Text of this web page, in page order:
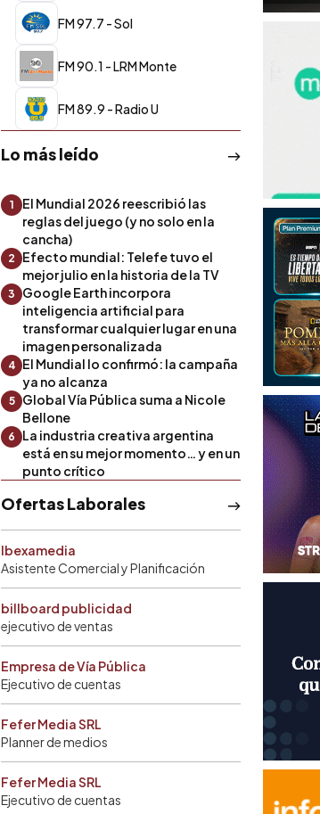
FM 97.7 - Sol
FM 90.1 - LRM Monte
FM 89.9 - Radio U
Lo más leído
1
El Mundial 2026 reescribió las
reglas del juego (y no solo en la
cancha)
2
Efecto mundial: Telefe tuvo el
mejor julio en la historia de la TV
3
Google Earth incorpora
inteligencia artificial para
transformar cualquier lugar en una
imagen personalizada
4 El Mundial lo confirmó: la campaña
ya no alcanza
5
Global Vía Pública suma a Nicole
Bellone
6
La industria creativa argentina
está en su mejor momento… y en un
punto crítico
Ofertas Laborales
Ibexamedia
Asistente Comercial y Planificación
billboard publicidad
ejecutivo de ventas
Empresa de Vía Pública
Ejecutivo de cuentas
Fefer Media SRL
Planner de medios
Fefer Media SRL
Ejecutivo de cuentas